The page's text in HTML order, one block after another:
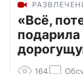
«Всё,
164